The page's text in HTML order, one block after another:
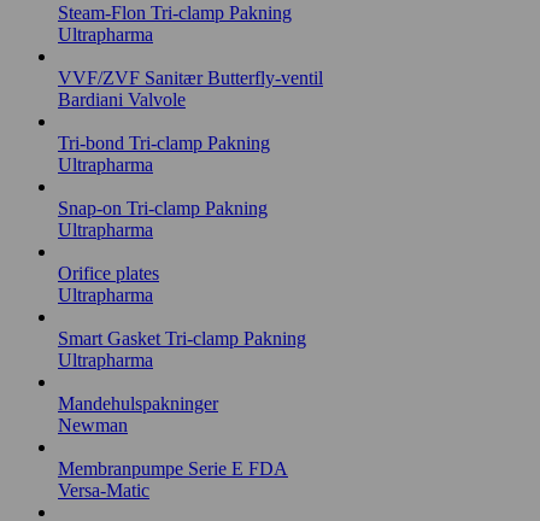
Steam-Flon Tri-clamp Pakning
Ultrapharma
VVF/ZVF Sanitær Butterfly-ventil
Bardiani Valvole
Tri-bond Tri-clamp Pakning
Ultrapharma
Snap-on Tri-clamp Pakning
Ultrapharma
Orifice plates
Ultrapharma
Smart Gasket Tri-clamp Pakning
Ultrapharma
Mandehulspakninger
Newman
Membranpumpe Serie E FDA
Versa-Matic